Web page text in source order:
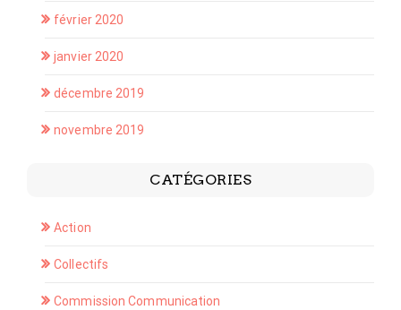
février 2020
janvier 2020
décembre 2019
novembre 2019
CATÉGORIES
Action
Collectifs
Commission Communication